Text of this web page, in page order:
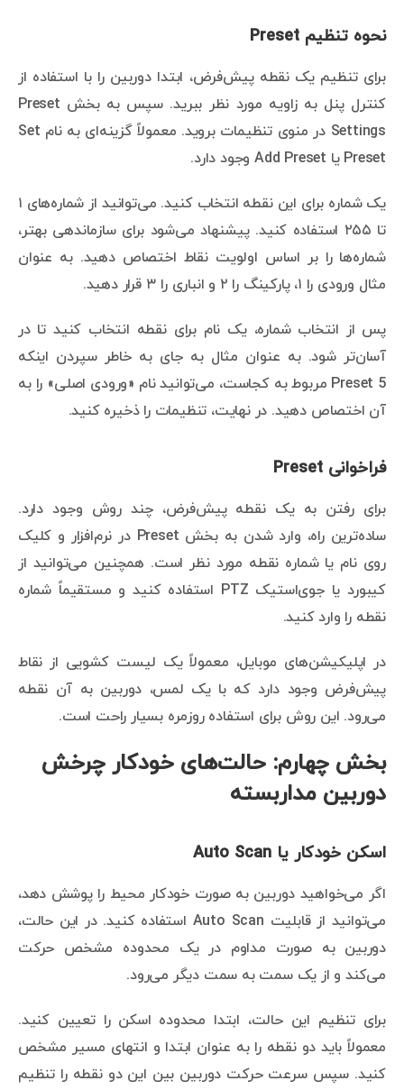
نحوه تنظیم Preset
برای تنظیم یک نقطه پیش‌فرض، ابتدا دوربین را با استفاده از
کنترل پنل به زاویه مورد نظر ببرید. سپس به بخش Preset
Settings در منوی تنظیمات بروید. معمولاً گزینه‌ای به نام Set
Preset یا Add Preset وجود دارد.
یک شماره برای این نقطه انتخاب کنید. می‌توانید از شماره‌های ۱
تا ۲۵۵ استفاده کنید. پیشنهاد می‌شود برای سازماندهی بهتر،
شماره‌ها را بر اساس اولویت نقاط اختصاص دهید. به عنوان
مثال ورودی را ۱، پارکینگ را ۲ و انباری را ۳ قرار دهید.
پس از انتخاب شماره، یک نام برای نقطه انتخاب کنید تا در
آسان‌تر شود. به عنوان مثال به جای به خاطر سپردن اینکه
Preset 5 مربوط به کجاست، می‌توانید نام «ورودی اصلی» را به
آن اختصاص دهید. در نهایت، تنظیمات را ذخیره کنید.
فراخوانی Preset
برای رفتن به یک نقطه پیش‌فرض، چند روش وجود دارد.
ساده‌ترین راه، وارد شدن به بخش Preset در نرم‌افزار و کلیک
روی نام یا شماره نقطه مورد نظر است. همچنین می‌توانید از
کیبورد یا جوی‌استیک PTZ استفاده کنید و مستقیماً شماره
نقطه را وارد کنید.
در اپلیکیشن‌های موبایل، معمولاً یک لیست کشویی از نقاط
پیش‌فرض وجود دارد که با یک لمس، دوربین به آن نقطه
می‌رود. این روش برای استفاده روزمره بسیار راحت است.
بخش چهارم: حالت‌های خودکار چرخش
دوربین مداربسته
اسکن خودکار یا Auto Scan
اگر می‌خواهید دوربین به صورت خودکار محیط را پوشش دهد،
می‌توانید از قابلیت Auto Scan استفاده کنید. در این حالت،
دوربین به صورت مداوم در یک محدوده مشخص حرکت
می‌کند و از یک سمت به سمت دیگر می‌رود.
برای تنظیم این حالت، ابتدا محدوده اسکن را تعیین کنید.
معمولاً باید دو نقطه را به عنوان ابتدا و انتهای مسیر مشخص
کنید. سپس سرعت حرکت دوربین بین این دو نقطه را تنظیم